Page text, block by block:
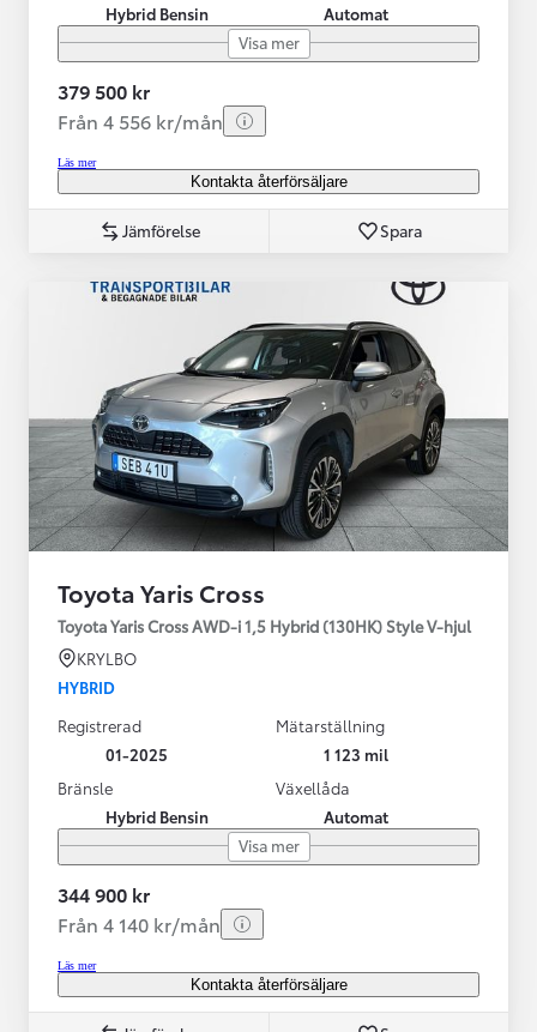
Hybrid Bensin
Automat
Visa mer
379 500 kr
Från 4 556 kr/mån
Läs mer
Kontakta återförsäljare
Jämförelse Spara
Toyota Yaris Cross
Toyota Yaris Cross AWD-i 1,5 Hybrid (130HK) Style V-hjul
KRYLBO
HYBRID
Registrerad
01-2025
Mätarställning
1 123 mil
Bränsle
Hybrid Bensin
Växellåda
Automat
Visa mer
344 900 kr
Från 4 140 kr/mån
Läs mer
Kontakta återförsäljare